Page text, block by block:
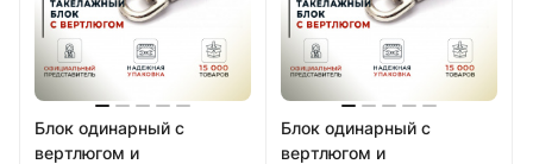
Блок одинарный с
вертлюгом и
Блок одинарный с
вертлюгом и